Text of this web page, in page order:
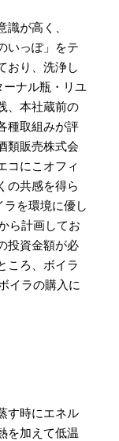
識が高く、
いっぽ」をテ
おり、洗浄し
ーナル瓶・リユ
、本社蔵前の
種取組みが評
類販売株式会
コにこオフィ
の共感を得ら
を環境に優し
ら計画してお
投資金額が必
ころ、ボイラ
イラの購入に
す時にエネル
を加えて低温